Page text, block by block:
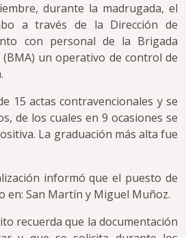
durante la madrugada, el
a través de la Dirección de
con personal de la Brigada
un operativo de control de
15 actas contravencionales y se
de los cuales en 9 ocasiones se
La graduación más alta fue
informó que el puesto de
en: San Martín y Miguel Muñoz.
recuerda que la documentación